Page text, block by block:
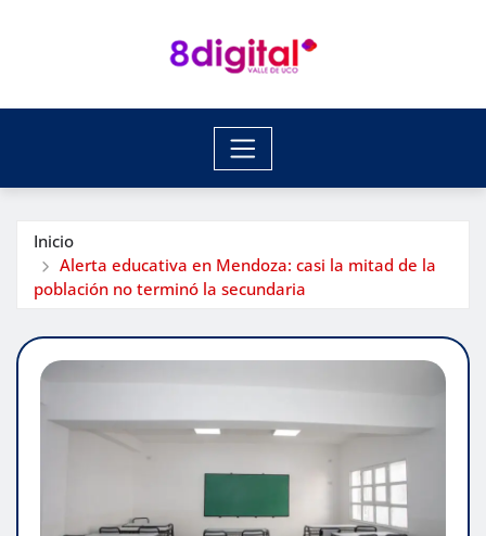
Inicio
Alerta educativa en Mendoza: casi la mitad de la
población no terminó la secundaria